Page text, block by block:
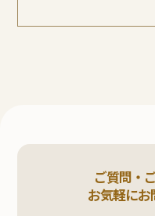
ご質問・
お気軽にお